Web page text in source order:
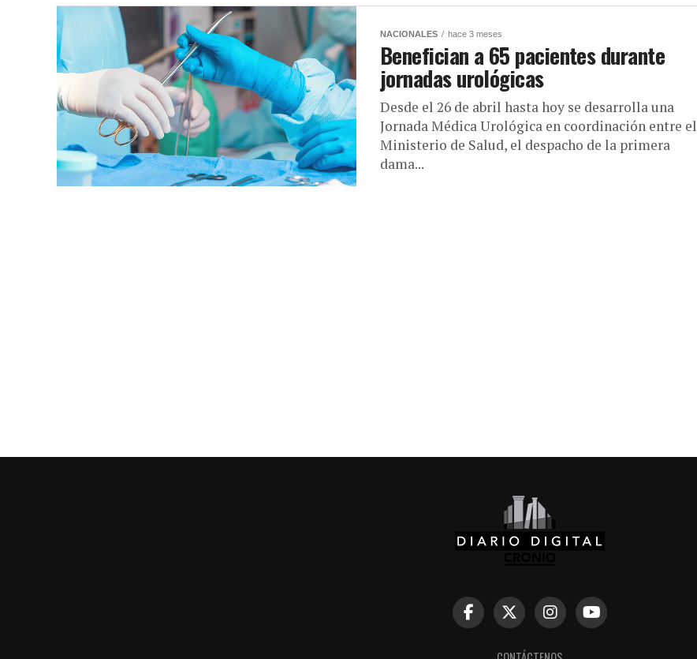
NACIONALES hace 3 meses
Benefician a 65 pacientes durante
jornadas urológicas
Desde el 26 de abril hasta hoy se desarrolla una
Jornada Médica Urológica en coordinación entre el
Ministerio de Salud, el despacho de la primera
dama...